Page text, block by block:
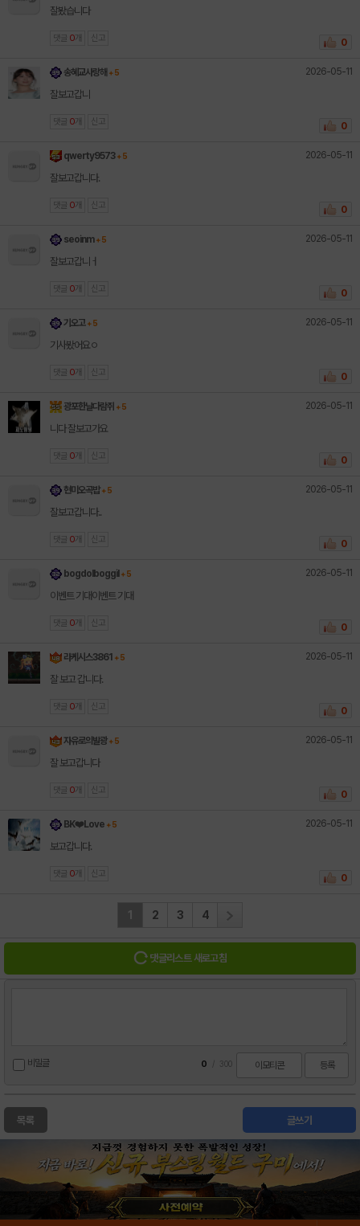
잘봤습니다
댓글 0 개 신고 0
송혜교사랑해 + 5 2026-05-11
잘보고갑니
댓글 0 개 신고 0
qwerty9573 + 5 2026-05-11
잘보고갑니다.
댓글 0 개 신고 0
seoinm + 5 2026-05-11
잘보고갑니ㅓ
댓글 0 개 신고 0
기오고 + 5 2026-05-11
기사봤어요ㅇ
댓글 0 개 신고 0
광포한날다람쥐 + 5 2026-05-11
니다 잘보고가요
댓글 0 개 신고 0
현미오곡밥 + 5 2026-05-11
잘보고갑니다..
댓글 0 개 신고 0
bogdolboggil + 5 2026-05-11
이벤트 기대이벤트 기대
댓글 0 개 신고 0
라케시스3861 + 5 2026-05-11
잘 보고 갑니다.
댓글 0 개 신고 0
자유로의발광 + 5 2026-05-11
잘 보고갑니다
댓글 0 개 신고 0
BK❤️Love + 5 2026-05-11
보고갑니다.
댓글 0 개 신고 0
1 2 3 4
댓글리스트 새로고침
비밀글 0 300 이모티콘 등록
글쓰기
목록